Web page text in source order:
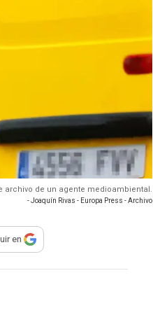
archivo de un agente medioambiental.
- Joaquín Rivas - Europa Press - Archivo
para compartir
en